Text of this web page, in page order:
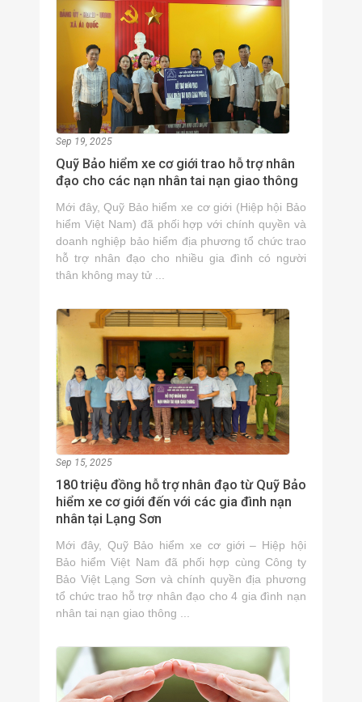
Sep 19, 2025
Quỹ Bảo hiểm xe cơ giới trao hỗ trợ nhân
đạo cho các nạn nhân tai nạn giao thông
Mới đây, Quỹ Bảo hiểm xe cơ giới (Hiệp hội Bảo
hiểm Việt Nam) đã phối hợp với chính quyền và
doanh nghiệp bảo hiểm địa phương tổ chức trao
hỗ trợ nhân đạo cho nhiều gia đình có người
thân không may tử ...
Sep 15, 2025
180 triệu đồng hỗ trợ nhân đạo từ Quỹ Bảo
hiểm xe cơ giới đến với các gia đình nạn
nhân tại Lạng Sơn
Mới đây, Quỹ Bảo hiểm xe cơ giới – Hiệp hội
Bảo hiểm Việt Nam đã phối hợp cùng Công ty
Bảo Việt Lạng Sơn và chính quyền địa phương
tổ chức trao hỗ trợ nhân đạo cho 4 gia đình nạn
nhân tai nạn giao thông ...